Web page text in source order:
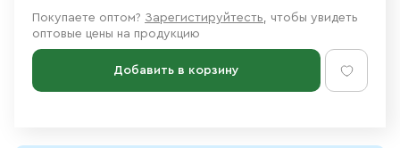
Покупаете оптом? Зарегистируйтесть, чтобы увидеть
оптовые цены на продукцию
Добавить в корзину